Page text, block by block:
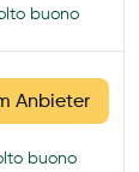
buono
Anbieter
buono